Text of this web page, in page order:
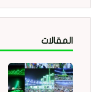
المقالات